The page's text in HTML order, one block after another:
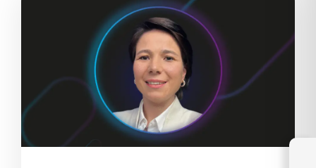
CASE DE SUCESSO
CEO
CHATGPT
CIBERSEGURANÇA
CLIQUES INVÁLIDOS